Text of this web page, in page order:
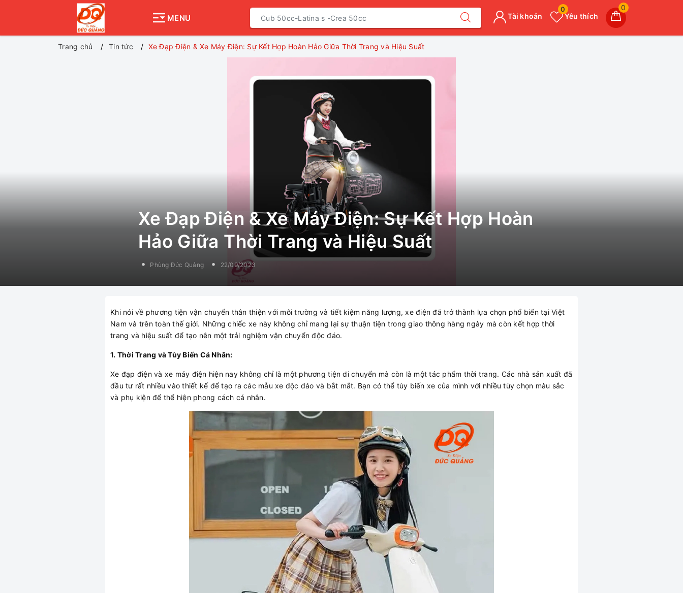
MENU
0
Yêu thích
0
Tài khoản
Trang chủ Tin tức Xe Đạp Điện & Xe Máy Điện: Sự Kết Hợp Hoàn Hảo Giữa Thời Trang và Hiệu Suất
Xe Đạp Điện & Xe Máy Điện: Sự Kết Hợp Hoàn
Hảo Giữa Thời Trang và Hiệu Suất
Phùng Đức Quảng 22/09/2023
Khi nói về phương tiện vận chuyển thân thiện với môi trường và tiết kiệm năng lượng, xe điện đã trở thành lựa chọn phổ biến tại Việt
Nam và trên toàn thế giới. Những chiếc xe này không chỉ mang lại sự thuận tiện trong giao thông hàng ngày mà còn kết hợp thời
trang và hiệu suất để tạo nên một trải nghiệm vận chuyển độc đáo.
1. Thời Trang và Tùy Biến Cá Nhân:
Xe đạp điện và xe máy điện hiện nay không chỉ là một phương tiện di chuyển mà còn là một tác phẩm thời trang. Các nhà sản xuất đã
đầu tư rất nhiều vào thiết kế để tạo ra các mẫu xe độc đáo và bắt mắt. Bạn có thể tùy biến xe của mình với nhiều tùy chọn màu sắc
và phụ kiện để thể hiện phong cách cá nhân.